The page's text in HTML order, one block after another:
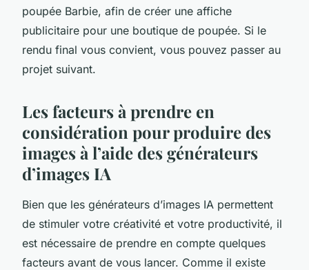
poupée Barbie, afin de créer une affiche
publicitaire pour une boutique de poupée. Si le
rendu final vous convient, vous pouvez passer au
projet suivant.
Les facteurs à prendre en
considération pour produire des
images à l’aide des générateurs
d’images IA
Bien que les générateurs d’images IA permettent
de stimuler votre créativité et votre productivité, il
est nécessaire de prendre en compte quelques
facteurs avant de vous lancer. Comme il existe